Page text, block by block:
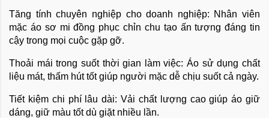
Tăng tính chuyên nghiệp cho doanh nghiệp: Nhân viên
mặc áo sơ mi đồng phục chỉn chu tạo ấn tượng đáng tin
cậy trong mọi cuộc gặp gỡ.
Thoải mái trong suốt thời gian làm việc: Áo sử dụng chất
liệu mát, thấm hút tốt giúp người mặc dễ chịu suốt cả ngày.
Tiết kiệm chi phí lâu dài: Vải chất lượng cao giúp áo giữ
dáng, giữ màu tốt dù giặt nhiều lần.